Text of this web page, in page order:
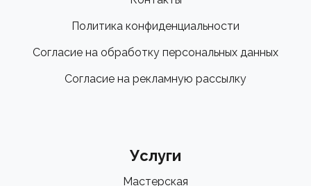
Политика конфиденциальности
Согласие на обработку персональных данных
Согласие на рекламную рассылку
Услуги
Мастерская